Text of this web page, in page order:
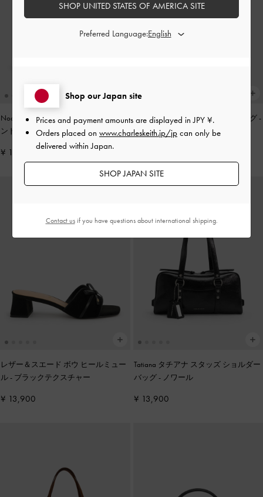
Noane ノアン イーロンゲイティドハ
ンドルショルダーバッグ -ワインベリ
¥ 13,900
Zephy ゼフィ タッセル トートバッグ-
ブラック
レザー＆スエード ボウ ヒールミュー
ル- ブラックテクスチャー
¥ 13,900
Tatiana タチアナ スタッズ ショルダー
バッグ- ノワール
¥ 13,900
Shop our Japan site
Prices and payment amounts are displayed inJPY ¥.
Orders placed on www.charleskeith.jp/jp can only be
delivered within Japan.
SHOP JAPAN SITE
SHOP UNITED STATES OF AMERICA SITE
Preferred Language:
Contact usif you have questions about international shipping.